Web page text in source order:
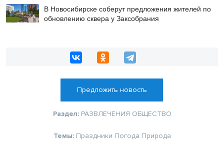
В Новосибирске соберут предложения жителей по
обновлению сквера у Заксобрания
Предложить новость
Раздел: РАЗВЛЕЧЕНИЯ ОБЩЕСТВО
Темы: Праздники Погода Природа